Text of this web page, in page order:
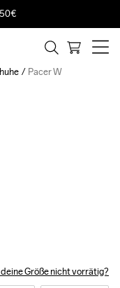
deine Größe nicht vorrätig?
Pacer W